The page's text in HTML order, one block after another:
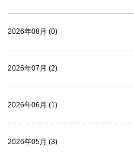
2026年08月 (0)
2026年07月 (2)
2026年06月 (1)
2026年05月 (3)